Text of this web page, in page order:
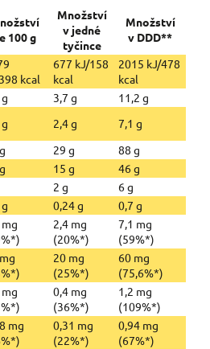
100 g
Množství
v jedné
tyčince
Množství
v DDD**
kcal
677 kJ/158
kcal
2015 kJ/478
kcal
3,7 g
11,2 g
2,4 g
7,1 g
29 g
88 g
15 g
46 g
2 g
6 g
0,24 g
0,7 g
2,4 mg
(20%*)
7,1 mg
(59%*)
20 mg
(25%*)
60 mg
(75,6%*)
0,4 mg
(36%*)
1,2 mg
(109%*)
mg
0,31 mg
(22%*)
0,94 mg
(67%*)